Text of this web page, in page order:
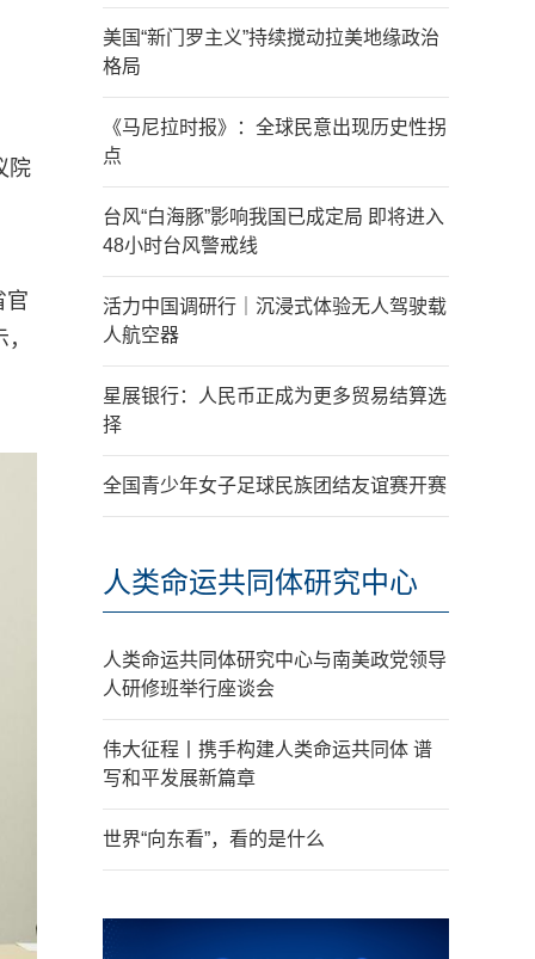
院
官
美国“新门罗主义”持续搅动拉美地缘政治
格局
《马尼拉时报》：全球民意出现历史性拐
点
台风“白海豚”影响我国已成定局 即将进入
48小时台风警戒线
活力中国调研行｜沉浸式体验无人驾驶载
人航空器
星展银行：人民币正成为更多贸易结算选
择
全国青少年女子足球民族团结友谊赛开赛
人类命运共同体研究中心
人类命运共同体研究中心与南美政党领导
人研修班举行座谈会
伟大征程丨携手构建人类命运共同体 谱
写和平发展新篇章
世界“向东看”，看的是什么